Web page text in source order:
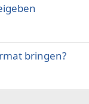
bringen?